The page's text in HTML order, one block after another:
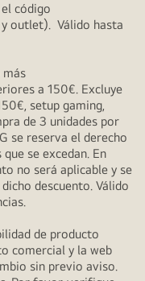
código
outlet). Válido hasta
más
a 150€. Excluye
setup gaming,
de 3 unidades por
se reserva el derecho
se excedan. En
no será aplicable y se
descuento. Válido
de producto
comercial y la web
sin previo aviso.